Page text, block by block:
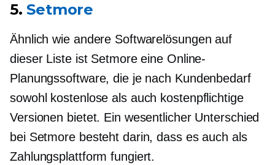
5.Setmore
Ähnlich wie andere Softwarelösungen auf
dieser Liste ist Setmore eine Online-
Planungssoftware, die je nach Kundenbedarf
sowohl kostenlose als auch kostenpflichtige
Versionen bietet. Ein wesentlicher Unterschied
bei Setmore besteht darin, dass es auch als
Zahlungsplattform fungiert.